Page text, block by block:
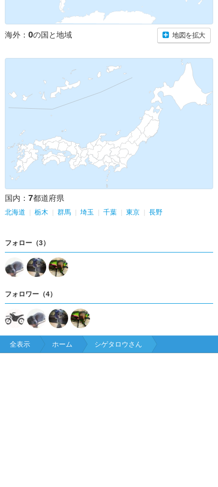
海外： 0の国と地域 地図を拡大
国内： 7都道府県
北海道 栃木 群馬 埼玉 千葉 東京 長野
フォロー（3）
フォロワー（4）
全表示 ホーム シゲタロウさん